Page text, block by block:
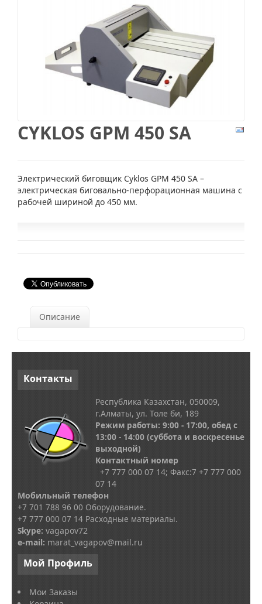
CYKLOS GPM 450 SA
Электрический биговщик Cyklos GPM 450 SA –
электрическая биговально-перфорационная машина с
рабочей шириной до 450 мм.
Описание
Контакты
Республика Казахстан, 050009,
г.Алматы, ул. Толе би, 189
Режим работы: 9:00 - 17:00, обед с
13:00 - 14:00 (суббота и воскресенье
выходной)
Контактный номер
+7 777 000 07 14; Факс:7 +7 777 000
07 14
Мобильный телефон
+7 701 788 96 00 Оборудование.
+7 777 000 07 14 Расходные материалы.
Skype: vagapov72
e-mail: marat_vagapov@mail.ru
Мой Профиль
Мои Заказы